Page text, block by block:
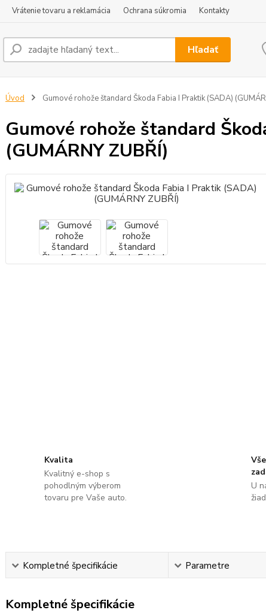
Vrátenie tovaru a reklamácia Ochrana súkromia Kontakty
Hľadať
Úvod Gumové rohože štandard Škoda Fabia I Praktik (SADA)
Gumové rohože štandard
(GUMÁRNY ZUBŘÍ)
Kvalita
Kvalitný e-shop s
pohodlným výberom
tovaru pre Vaše auto.
U
Kompletné špecifikácie Parametre
Kompletné špecifikácie